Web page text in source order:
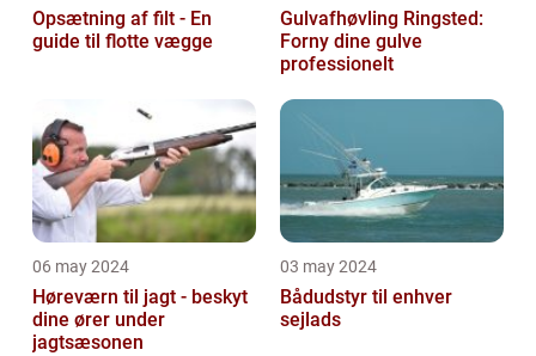
Opsætning af filt - En
guide til flotte vægge
Gulvafhøvling Ringsted:
Forny dine gulve
professionelt
06 may 2024
Høreværn til jagt - beskyt
dine ører under
jagtsæsonen
03 may 2024
Bådudstyr til enhver
sejlads